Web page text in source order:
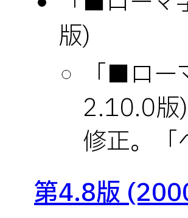
版)
「■ロ
2.10.0版
修正。「
第4.8版